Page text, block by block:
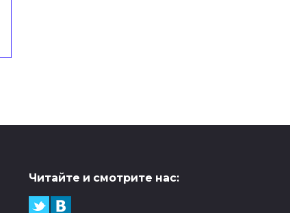
Читайте и смотрите нас: